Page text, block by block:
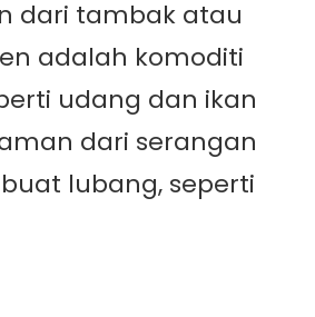
dari tambak atau
adalah komoditi
udang dan ikan
dari serangan
lubang, seperti